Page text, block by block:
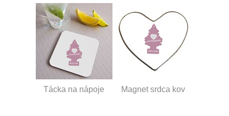
Tácka na nápoje Magnet srdca kov